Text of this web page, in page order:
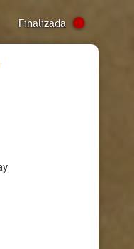
Finalizada